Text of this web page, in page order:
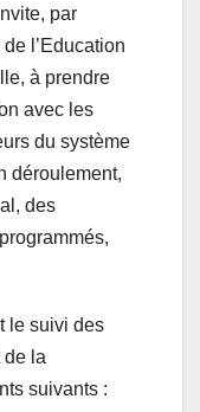
par
l’Education
à prendre
avec les
du système
déroulement,
des
le suivi des
de la
suivants :